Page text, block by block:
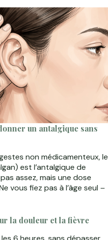
un antalgique sans
non médicamenteux, le
est l’antalgique de
assez, mais une dose
vous fiez pas à l’âge seul –
la douleur et la fièvre